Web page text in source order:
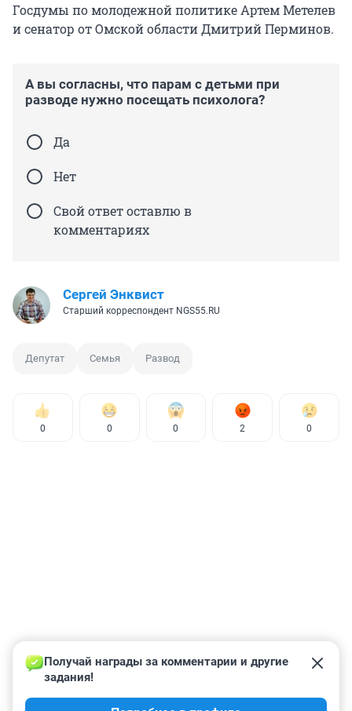
Госдумы по молодежной политике Артем Метелев
и сенатор от Омской области Дмитрий Перминов.
А вы согласны, что парам с детьми при
разводе нужно посещать психолога?
Да
Нет
Свой ответ оставлю в
комментариях
Сергей Энквист
Старший корреспондент NGS55.RU
Депутат Семья Развод
0 0 0 2 0
Получай награды за комментарии и другие
задания!